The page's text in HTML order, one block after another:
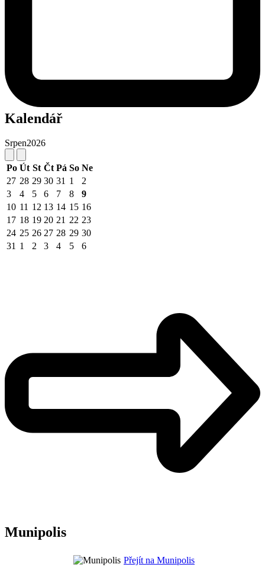
Kalendář
Srpen2026
Po Út St Čt Pá So Ne
27 28 29 30 31 1
2
3
4 5 6 7 8
9
10 11 12 13 14 15 16
17 18 19 20 21 22 23
24 25 26 27 28 29 30
31 1 2 3 4 5 6
Munipolis
Přejít na Munipolis